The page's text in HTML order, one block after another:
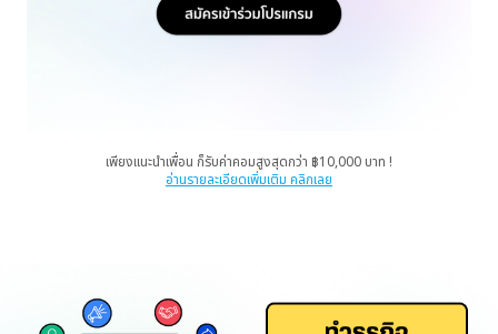
เพียงแนะนำเพื่อน ก็รับค่าคอมสูงสุดกว่า ฿10,000 บาท !
อ่านรายละเอียดเพิ่มเติม คลิกเลย